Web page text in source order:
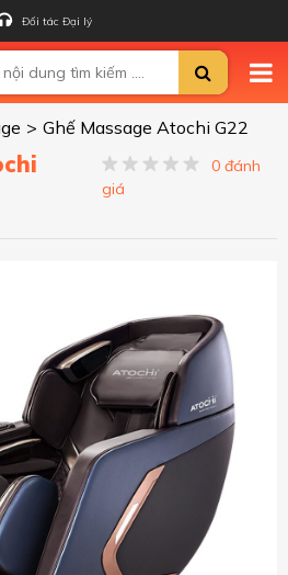
Đối tác Đại lý
> Ghế Massage Atochi G22
0 đánh
giá